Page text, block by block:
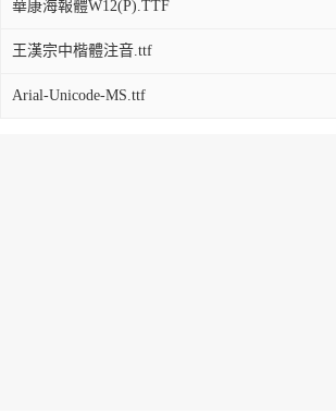
華康海報體W12(P).TTF
王漢宗中楷體注音.ttf
Arial-Unicode-MS.ttf